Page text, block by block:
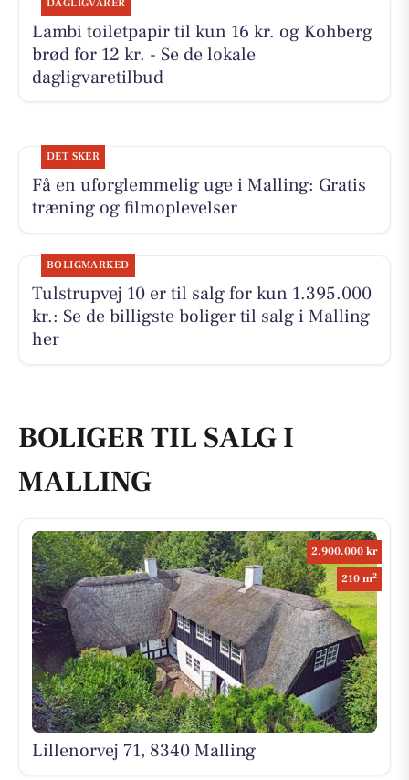
DAGLIGVARER
Lambi toiletpapir til kun 16 kr. og Kohberg
brød for 12 kr. - Se de lokale
dagligvaretilbud
DET SKER
Få en uforglemmelig uge i Malling: Gratis
træning og filmoplevelser
BOLIGMARKED
Tulstrupvej 10 er til salg for kun 1.395.000
kr.: Se de billigste boliger til salg i Malling
her
BOLIGER TIL SALG I
MALLING
2.900.000 kr
210 m2
Lillenorvej 71, 8340 Malling